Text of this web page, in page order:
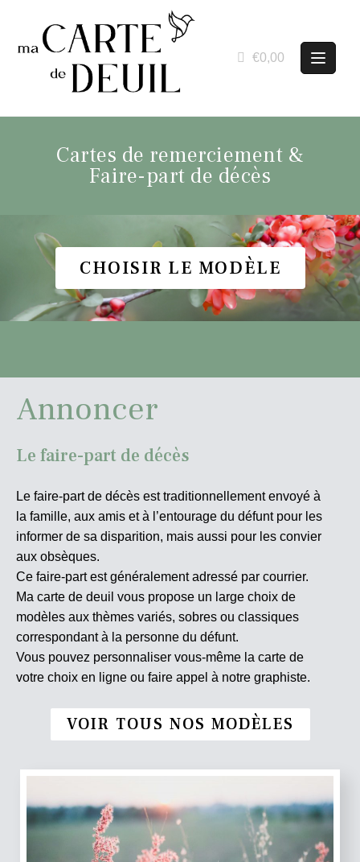
€0,00
Cartes de remerciement &
Faire-part de décès
CHOISIR LE MODÈLE
Annoncer
Le faire-part de décès
Le faire-part de décès est traditionnellement envoyé à
la famille, aux amis et à l’entourage du défunt pour les
informer de sa disparition, mais aussi pour les convier
aux obsèques.
Ce faire-part est généralement adressé par courrier.
Ma carte de deuil vous propose un large choix de
modèles aux thèmes variés, sobres ou classiques
correspondant à la personne du défunt.
Vous pouvez personnaliser vous-même la carte de
votre choix en ligne ou faire appel à notre graphiste.
VOIR TOUS NOS MODÈLES